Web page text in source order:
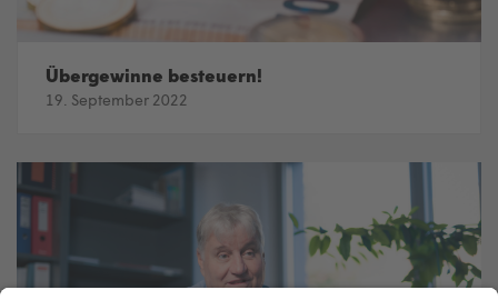
Übergewinne besteuern!
19. September 2022